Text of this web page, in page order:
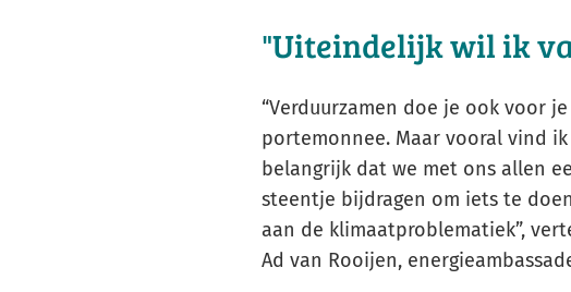
"Uiteindelijk wil ik
“Verduurzamen doe je ook voor je
portemonnee. Maar vooral vind
belangrijk dat we met ons allen
steentje bijdragen om iets te doen
aan de klimaatproblematiek”,
Ad van Rooijen,